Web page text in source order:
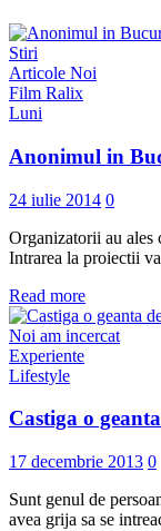
Stiri
Articole Noi
Film Ralix
Luni
Anonimul in
24 iulie 2014 0
Organizatorii au ales
Intrarea la proiectii
Read more
Noi am incercat
Experiente
Lifestyle
Castiga o
17 decembrie 2013 0
Sunt genul de
avea grija sa se